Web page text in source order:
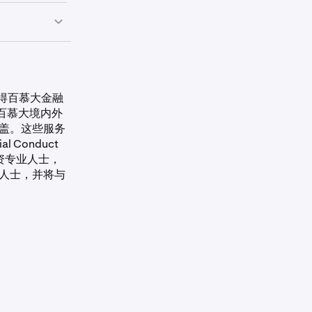
成本。
复此过
百慕大金融
慕大境内外
。这些服务
Conduct
业人士，
士，并将与